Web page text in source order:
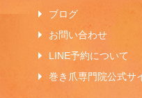
ブログ
お問い合わせ
LINE予約について
巻き爪専門院公式サ